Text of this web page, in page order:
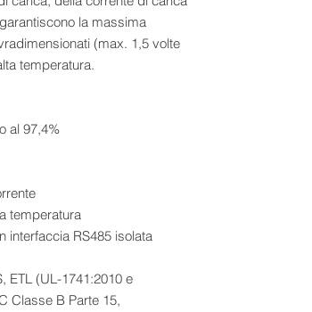
la massima
(max. 1,5 volte
temperatura.
al 97,4%
temperatura
interfaccia RS485 isolata
ETL (UL-1741:2010 e
Classe B Parte 15,